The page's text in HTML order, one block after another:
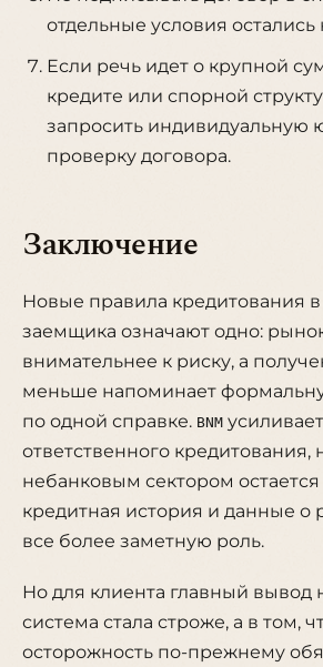
отдельные условия
Если речь идет о крупной
кредите или спорной
запросить индивидуальную
проверку договора.
Заключение
Новые правила кредитования
заемщика означают одно:
внимательнее к риску, а
меньше напоминает
по одной справке. BNM
ответственного кредитования,
небанковым сектором
кредитная история и данные о
все более заметную роль.
Но для клиента главный вывод
система стала строже, а в том,
осторожность по-прежнему